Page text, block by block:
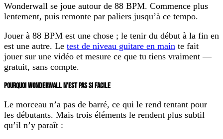
Wonderwall se joue autour de 88 BPM. Commence plus
lentement, puis remonte par paliers jusqu’à ce tempo.
Jouer à 88 BPM est une chose ; le tenir du début à la fin en
est une autre. Le test de niveau guitare en main te fait
jouer sur une vidéo et mesure ce que tu tiens vraiment —
gratuit, sans compte.
POURQUOI WONDERWALL N’EST PAS SI FACILE
Le morceau n’a pas de barré, ce qui le rend tentant pour
les débutants. Mais trois éléments le rendent plus subtil
qu’il n’y paraît :